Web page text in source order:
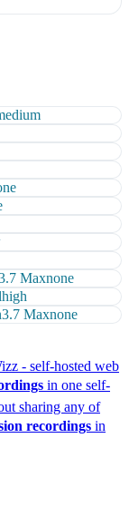
Maxnone
high
Maxnone
- self-hosted web
in one self-
sharing any of
recordings in